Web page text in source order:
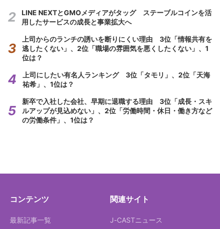
LINE NEXTとGMOメディアがタッグ ステーブルコインを活
用したサービスの成長と事業拡大へ
上司からのランチの誘いを断りにくい理由 3位「情報共有を
逃したくない」、2位「職場の雰囲気を悪くしたくない」、1
位は？
上司にしたい有名人ランキング 3位「タモリ」、2位「天海
祐希」、1位は？
新卒で入社した会社、早期に退職する理由 3位「成長・スキ
ルアップが見込めない」、2位「労働時間・休日・働き方など
の労働条件」、1位は？
コンテンツ
最新記事一覧
関連サイト
J-CASTニュース